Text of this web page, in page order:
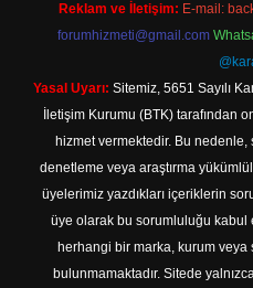
Reklam ve İletişim: E-mail:
forumhizmeti@gmail.com
Yasal Uyarı: Sitemiz, 5651 Sayılı
İletişim Kurumu (BTK) tarafından
hizmet vermektedir. Bu
denetleme veya araştırma
üyelerimiz yazdıkları içeriklerin
üye olarak bu sorumluluğu kabul
herhangi bir marka, kurum veya
bulunmamaktadır. Sitede